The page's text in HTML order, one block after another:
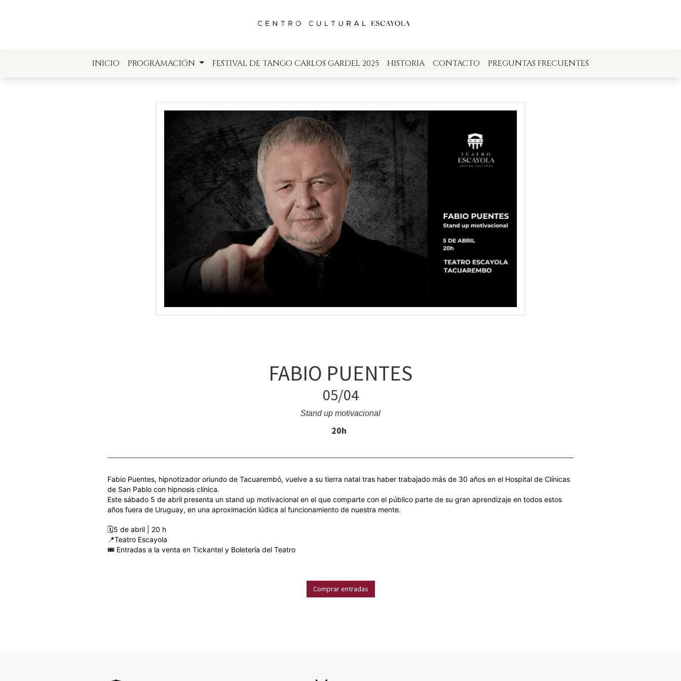
INICIO PROGRAMACIÓN FESTIVAL DE TANGO CARLOS GARDEL 2025 HISTORIA CONTACTO PREGUNTAS FRECUENTES
FABIO PUENTES
05/04
Stand up motivacional
20h
Fabio Puentes, hipnotizador oriundo de Tacuarembó, vuelve a su tierra natal tras haber trabajado más de 30 años en el Hospital de Clínicas
de San Pablo con hipnosis clínica.
Este sábado 5 de abril presenta un stand up motivacional en el que comparte con el público parte de su gran aprendizaje en todos estos
años fuera de Uruguay, en una aproximación lúdica al funcionamiento de nuestra mente.
🗓️5 de abril | 20 h
📍Teatro Escayola
🎟️ Entradas a la venta en Tickantel y Boletería del Teatro
Comprar entradas